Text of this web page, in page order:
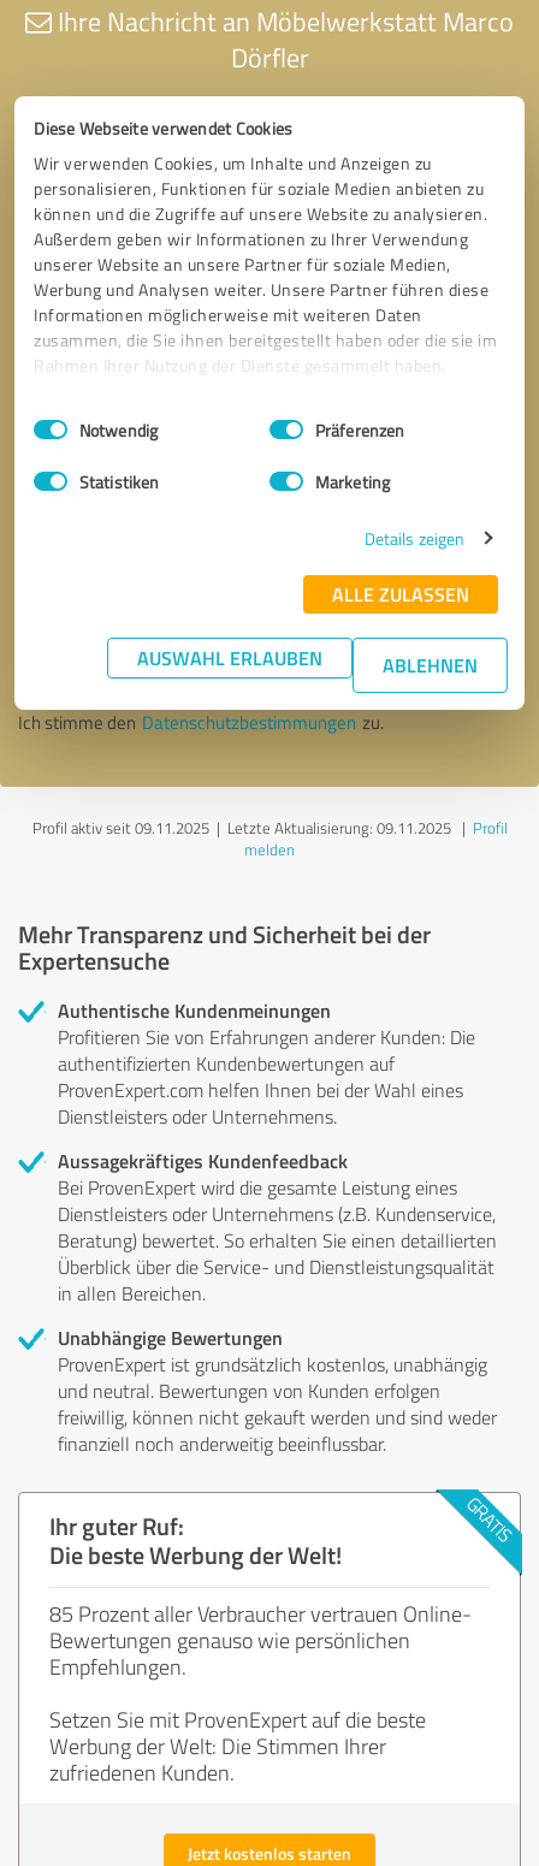
Diese Webseite verwendet Cookies
Wir verwenden Cookies, um Inhalte und Anzeigen zu
personalisieren, Funktionen für soziale Medien anbieten zu
können und die Zugriffe auf unsere Website zu analysieren.
Außerdem geben wir Informationen zu Ihrer Verwendung
unserer Website an unsere Partner für soziale Medien,
Werbung und Analysen weiter. Unsere Partner führen diese
Informationen möglicherweise mit weiteren Daten
zusammen, die Sie ihnen bereitgestellt haben oder die sie im
Rahmen Ihrer Nutzung der Dienste gesammelt haben.
Impressum Datenschutzbestimmungen
Einwilligungsauswahl
Notwendig Präferenzen
Statistiken Marketing
Details zeigen
ALLE ZULASSEN
AUSWAHL ERLAUBEN ABLEHNEN
Ihre Nachricht an Möbelwerkstatt Marco
Dörfler
* Erforderliche Angaben
Nachricht senden
Ich stimme den Datenschutzbestimmungen zu.
Profil aktiv seit 09.11.2025 | Letzte Aktualisierung: 09.11.2025| Profil
melden
Mehr Transparenz und Sicherheit bei der
Expertensuche
Authentische Kundenmeinungen
Profitieren Sie von Erfahrungen anderer Kunden: Die
authentifizierten Kundenbewertungen auf
ProvenExpert.com helfen Ihnen bei der Wahl eines
Dienstleisters oder Unternehmens.
Aussagekräftiges Kundenfeedback
Bei ProvenExpert wird die gesamte Leistung eines
Dienstleisters oder Unternehmens (z.B. Kundenservice,
Beratung) bewertet. So erhalten Sie einen detaillierten
Überblick über die Service- und Dienstleistungsqualität
in allen Bereichen.
Unabhängige Bewertungen
ProvenExpert ist grundsätzlich kostenlos, unabhängig
und neutral. Bewertungen von Kunden erfolgen
freiwillig, können nicht gekauft werden und sind weder
finanziell noch anderweitig beeinflussbar.
Ihr guter Ruf:
Die beste Werbung der Welt!
85 Prozent aller Verbraucher vertrauen Online-
Bewertungen genauso wie persönlichen
Empfehlungen.
Setzen Sie mit ProvenExpert auf die beste
Werbung der Welt: Die Stimmen Ihrer
zufriedenen Kunden.
Jetzt kostenlos starten